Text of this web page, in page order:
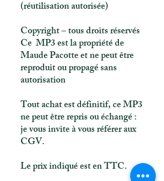
(réutilisation autorisée)
Copyright – tous droits réservés
Ce MP3 est la propriété de
Maude Pacotte et ne peut être
reproduit ou propagé sans
autorisation
Tout achat est définitif, ce MP3
ne peut être repris ou échangé :
je vous invite à vous référer aux
CGV.
Le prix indiqué est en TTC.